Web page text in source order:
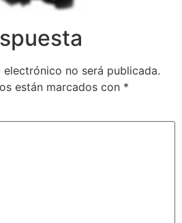
no será publicada.
están marcados con *